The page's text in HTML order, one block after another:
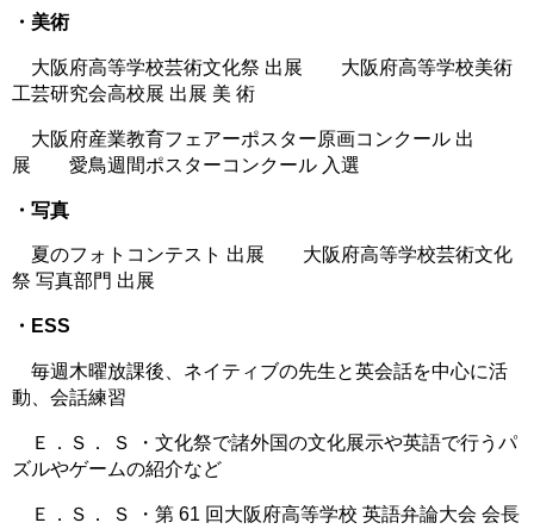
・美術
大阪府高等学校芸術文化祭 出展 大阪府高等学校美術
工芸研究会高校展 出展 美 術
大阪府産業教育フェアーポスター原画コンクール 出
展 愛鳥週間ポスターコンクール 入選
・写真
夏のフォトコンテスト 出展 大阪府高等学校芸術文化
祭 写真部門 出展
・ESS
毎週木曜放課後、ネイティブの先生と英会話を中心に活
動、会話練習
Ｅ．Ｓ． Ｓ ・文化祭で諸外国の文化展示や英語で行うパ
ズルやゲームの紹介など
Ｅ．Ｓ． Ｓ ・第 61 回大阪府高等学校 英語弁論大会 会長